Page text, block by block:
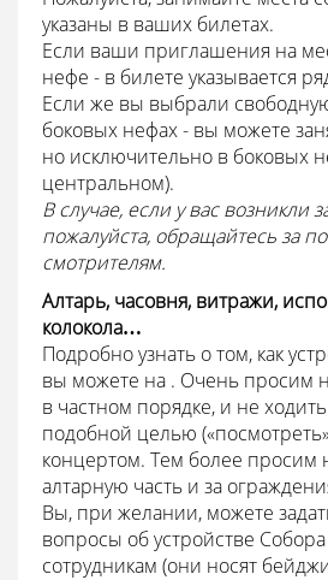
указаны в ваших билетах.
Если ваши приглашения на
нефе - в билете указывается
Если же вы выбрали
боковых нефах - вы можете
но исключительно в боковых
центральном).
В случае, если у вас возникли
пожалуйста, обращайтесь за
смотрителям.
Алтарь, часовня, витражи,
колокола…
Подробно узнать о том, как
вы можете на . Очень просим
в частном порядке, и не
подобной целью
концертом. Тем более просим
алтарную часть и за
Вы, при желании, можете
вопросы об устройстве
сотрудникам (они носят